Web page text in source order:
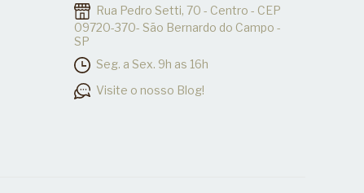
Rua Pedro Setti, 70 - Centro - CEP
09720-370- São Bernardo do Campo -
SP
Seg. a Sex. 9h as 16h
Visite o nosso Blog!